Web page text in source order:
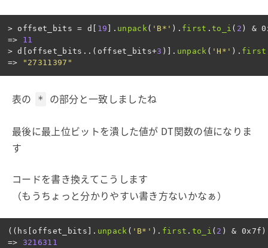
> offset_bits = d 19 ]. unpack ( 'B*' ). first .to_i ( 2 ) &
=>
11
> d offset_bits .. ( offset_bits+3 )]. unpack ( 'H*' ). first
=>
"27311397"
表の * の部分と一致しましたね
最後に最上位ビットを潰した値が DT関数の値になりま
す
コードを書き換えてこうします
（もうちょっと分かりやすい書き方ないかなぁ）
(( hs offset_bits ]. unpack ( 'B*' ). first . to_i ( 2 ) & 0x7f )
=> 3216311